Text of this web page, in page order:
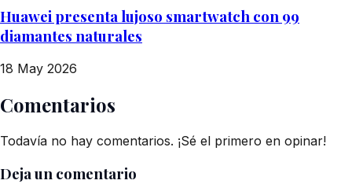
Huawei presenta lujoso smartwatch con 99
diamantes naturales
18 May 2026
Comentarios
Todavía no hay comentarios. ¡Sé el primero en opinar!
Deja un comentario